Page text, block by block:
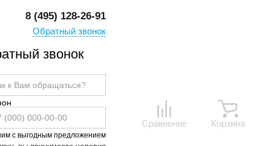
8 (495) 128-26-91
Обратный звонок
звонок
с выгодным предложением
Сравнение Корзина